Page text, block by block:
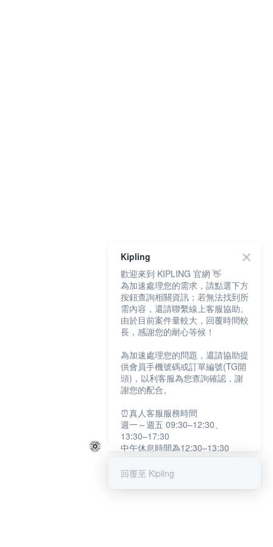
Kipling
歡迎來到 KIPLING 官網 👋
為加速處理您的需求，請點選下方
按鈕查詢相關資訊；若無法找到所
需內容，還請聯繫線上客服協助。
由於目前案件量較大，回覆時間較
長，感謝您的耐心等候！
為加速處理您的問題，還請協助提
供會員手機號碼或訂單編號(TG開
頭)，以利客服為您查詢確認，謝
謝您的配合。
⏰真人客服服務時間
週一～週五 09:30–12:30、
13:30–17:30
中午休息時間為12:30–13:30
提醒您：系統會自動已讀訊息，如
回覆至 Kipling